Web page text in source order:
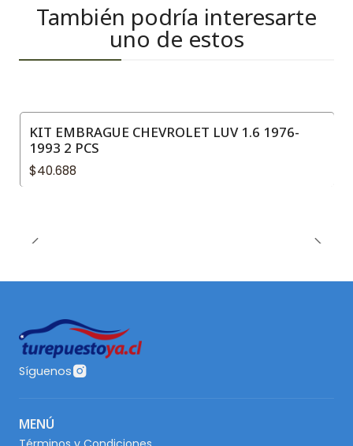
También podría interesarte
uno de estos
KIT EMBRAGUE CHEVROLET LUV 1.6 1976-
1993 2 PCS
$40.688
Síguenos
MENÚ